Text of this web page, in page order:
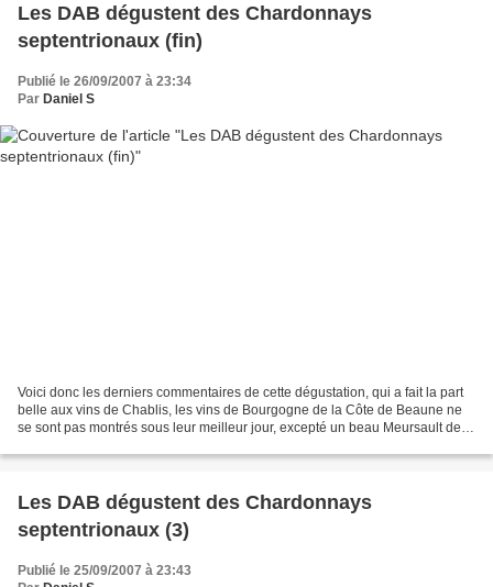
Les DAB dégustent des Chardonnays
septentrionaux (fin)
Publié le 26/09/2007 à 23:34
Par Daniel S
Voici donc les derniers commentaires de cette dégustation, qui a fait la part
belle aux vins de Chablis, les vins de Bourgogne de la Côte de Beaune ne
se sont pas montrés sous leur meilleur jour, excepté un beau Meursault de
Les DAB dégustent des Chardonnays
septentrionaux (3)
Publié le 25/09/2007 à 23:43